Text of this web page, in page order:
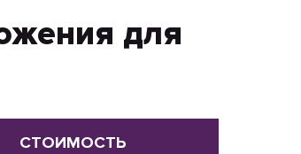
для
СТОИМОСТЬ